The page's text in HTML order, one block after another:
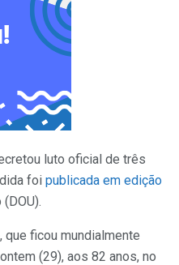
luto oficial de três
foi publicada em edição
que ficou mundialmente
(29), aos 82 anos, no